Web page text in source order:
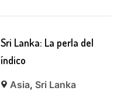
Sri Lanka: La perla del
índico
Asia, Sri Lanka